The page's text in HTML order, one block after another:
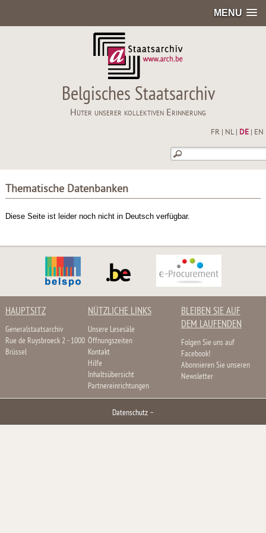
MENU
Belgisches Staatsarchiv
Hüter unserer kollektiven Erinnerung
FR NL| DE| EN
Thematische Datenbanken
Diese Seite ist leider noch nicht in Deutsch verfügbar.
HAUPTSITZ
Generalstaatsarchiv
Rue de Ruysbroeck 2 - 1000
Brüssel
NÜTZLICHE LINKS
Unsere Lesesäle
Öffnungszeiten
Kontakt
Hilfe
Inhaltsübersicht
Partnereinrichtungen
BLEIBEN SIE AUF
DEM LAUFENDEN
Folgen Sie uns auf
Facebook!
Abonnieren Sie unseren
Newsletter
Datenschutz –